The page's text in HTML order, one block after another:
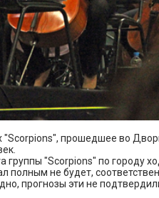
прошедшее во
группы "Scorpions" по городу
полным не будет,
прогнозы эти не